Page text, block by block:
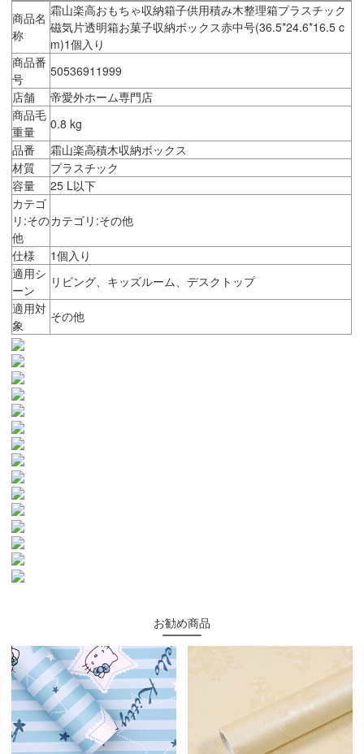
商品名
称
霜山楽高おもちゃ収納箱子供用積み木整理箱プラスチック
磁気片透明箱お菓子収納ボックス赤中号(36.5*24.6*16.5 c
m)1個入り
商品番
号
50536911999
店舗
帝愛外ホーム専門店
商品毛
重量
0.8 kg
品番
霜山楽高積木収納ボックス
材質
プラスチック
容量
25 L以下
カテゴ
リ:その
他
カテゴリ:その他
仕様
1個入り
適用シ
ーン
リビング、キッズルーム、デスクトップ
適用対
象
その他
お勧め商品